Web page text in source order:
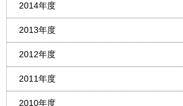
2014年度
2013年度
2012年度
2011年度
2010年度